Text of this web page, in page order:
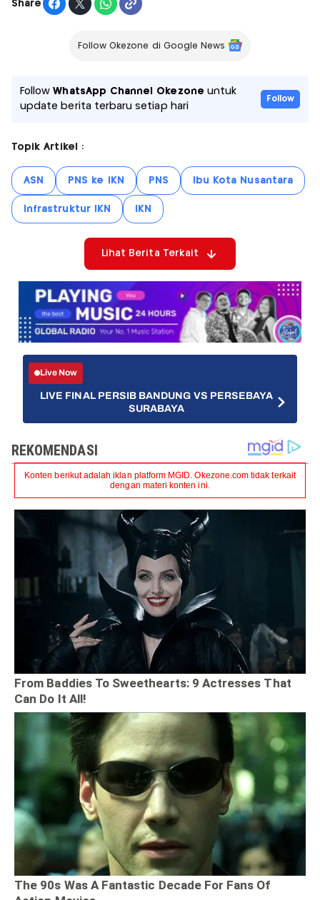
Share
Follow Okezone di Google News
FollowWhatsApp Channel Okezone untuk
update berita terbaru setiap hari
Follow
Topik Artikel :
ASN PNS ke IKN PNS Ibu Kota Nusantara
Infrastruktur IKN IKN
Lihat Berita Terkait
Live Now
LIVE FINAL PERSIB BANDUNG VS PERSEBAYA
SURABAYA